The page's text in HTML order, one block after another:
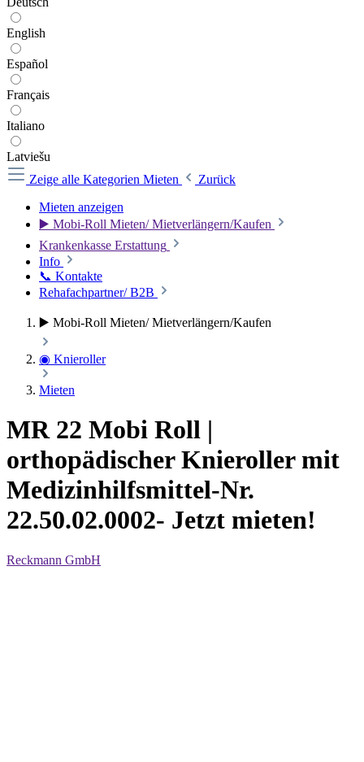
English
Español
Français
Italiano
Latviešu
Zeige alle Kategorien Mieten
Zurück
Mieten anzeigen
▶️ Mobi-Roll Mieten/ Mietverlängern/Kaufen
Krankenkasse Erstattung
Info
📞 Kontakte
Rehafachpartner/ B2B
▶️ Mobi-Roll Mieten/ Mietverlängern/Kaufen
◉ Knieroller
Mieten
MR 22 Mobi Roll |
orthopädischer Knieroller mit
Medizinhilfsmittel-Nr.
22.50.02.0002- Jetzt mieten!
Reckmann GmbH